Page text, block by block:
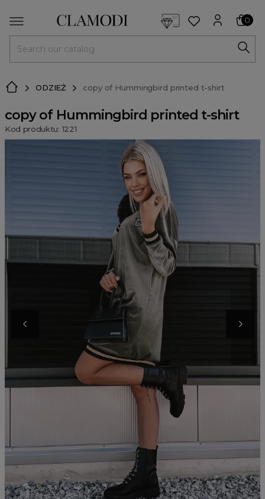
0
ODZIEŻ copy of Hummingbird printed t-shirt
copy of Hummingbird printed t-shirt
Kod produktu: 1221